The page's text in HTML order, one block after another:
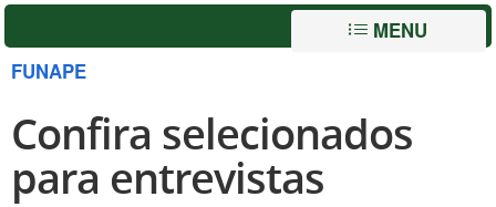
MENU
FUNAPE
Confira selecionados
para entrevistas